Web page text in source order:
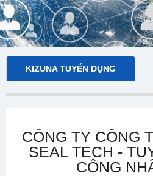
KIZUNA TUYỂN DỤNG
CÔNG TY CÔNG
SEAL TECH -
CÔNG